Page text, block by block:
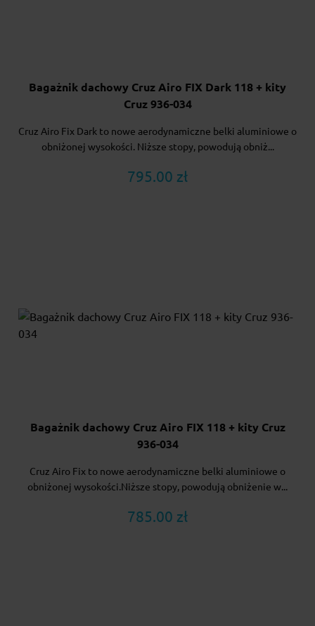
Bagażnik dachowy Cruz Airo FIX Dark 118 + kity
Cruz 936-034
Cruz Airo Fix Dark to nowe aerodynamiczne belki aluminiowe o
obniżonej wysokości. Niższe stopy, powodują obniż...
795.00 zł
Bagażnik dachowy Cruz Airo FIX 118 + kity Cruz
936-034
Cruz Airo Fix to nowe aerodynamiczne belki aluminiowe o
obniżonej wysokości.Niższe stopy, powodują obniżenie w...
785.00 zł